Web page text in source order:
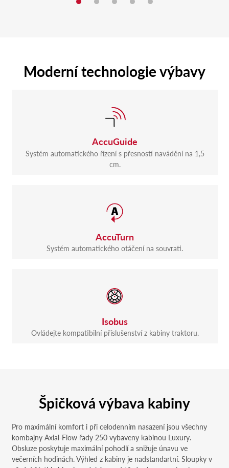
Moderní technologie výbavy
AccuGuide
Systém automatického řízení s přesností navádění na 1,5
cm.
AccuTurn
Systém automatického otáčení na souvrati.
Isobus
Ovládejte kompatibilní příslušenství z kabiny traktoru.
Špičková výbava kabiny
Pro maximální komfort i při celodenním nasazení jsou všechny
kombajny Axial-Flow řady 250 vybaveny kabinou Luxury.
Obsluze poskytuje maximální pohodlí a snižuje únavu ve
večerních hodinách. Výhled z kabiny je nadstandartní. Sloupky v